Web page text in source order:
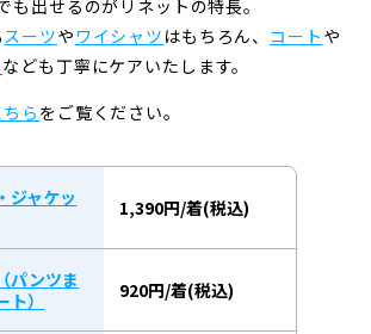
も出せるのがリネットの特長。
スーツやワイシャツ はもちろん、 コート や
なども 丁寧にケアいたします。
ら をご覧ください。
ジャケッ
1,390円/着(税込)
パンツま
）
920円/着(税込)